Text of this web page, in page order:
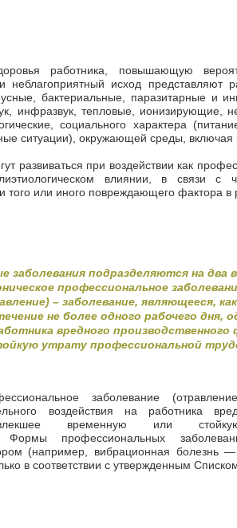
работника, повышающую
неблагоприятный исход представляют
бактериальные, паразитарные и
инфразвук, тепловые, ионизирующие,
социального характера
ситуации), окружающей среды, включая
развиваться при воздействии как
влиянии, в связи с
того или иного повреждающего фактора
заболевания подразделяются на два
профессиональное
– заболевание, являющееся,
не более одного рабочего дня,
вредного
утрату профессиональной
заболевание
воздействия на работника
временную или
Формы профессиональных
(например, вибрационная болезнь—
в соответствии с утвержденным